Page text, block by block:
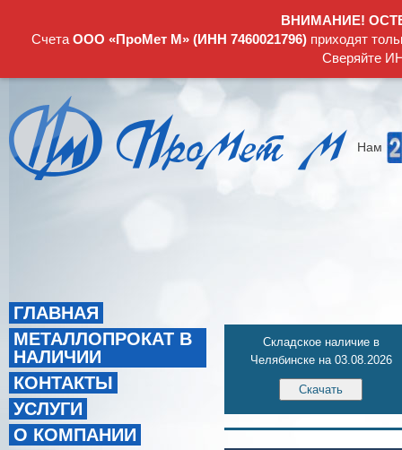
ВНИМАНИЕ!
Счета ООО «ПроМет М» (ИНН 7460021796)приходят
Сверяйте
Складское наличие в
Челябинске на 03.08.2026
ГЛАВНАЯ
МЕТАЛЛОПРОКАТ В
НАЛИЧИИ
КОНТАКТЫ
УСЛУГИ
О КОМПАНИИ
Нам